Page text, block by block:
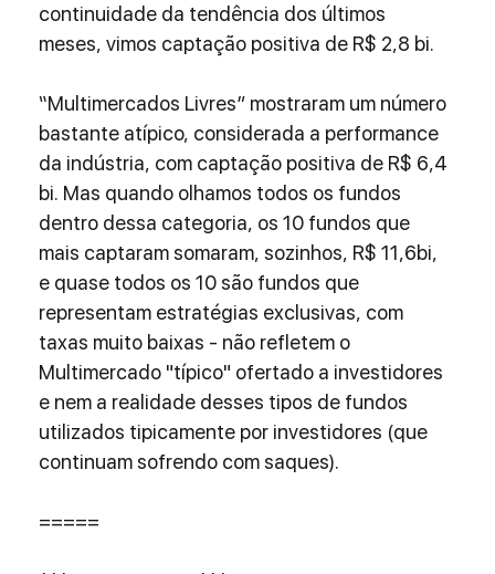
continuidade da tendência dos últimos
meses, vimos captação positiva de R$ 2,8 bi.
“Multimercados Livres” mostraram um número
bastante atípico, considerada a performance
da indústria, com captação positiva de R$ 6,4
bi. Mas quando olhamos todos os fundos
dentro dessa categoria, os 10 fundos que
mais captaram somaram, sozinhos, R$ 11,6bi,
e quase todos os 10 são fundos que
representam estratégias exclusivas, com
taxas muito baixas - não refletem o
Multimercado "típico" ofertado a investidores
e nem a realidade desses tipos de fundos
utilizados tipicamente por investidores (que
continuam sofrendo com saques).
=====